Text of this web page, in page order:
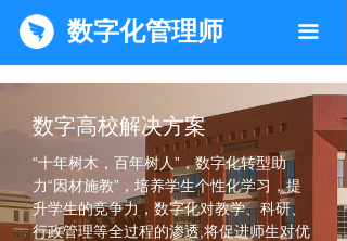
끀
数字化管理师
数字高校解决方案
“十年树木，百年树人”，数字化转型助
力“因材施教”，培养学生个性化学习，提
升学生的竞争力，数字化对教学、科研、
行政管理等全过程的渗透,将促进师生对优